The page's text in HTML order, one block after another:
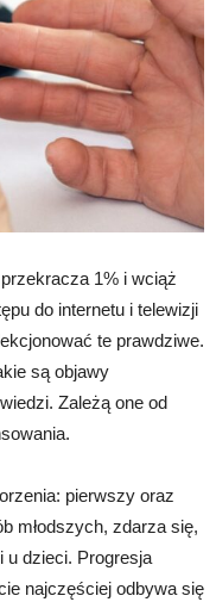
1% i wciąż
do internetu i telewizji
te prawdziwe.
są objawy
Zależą one od
pierwszy oraz
młodszych, zdarza się,
u dzieci. Progresja
najczęściej odbywa się